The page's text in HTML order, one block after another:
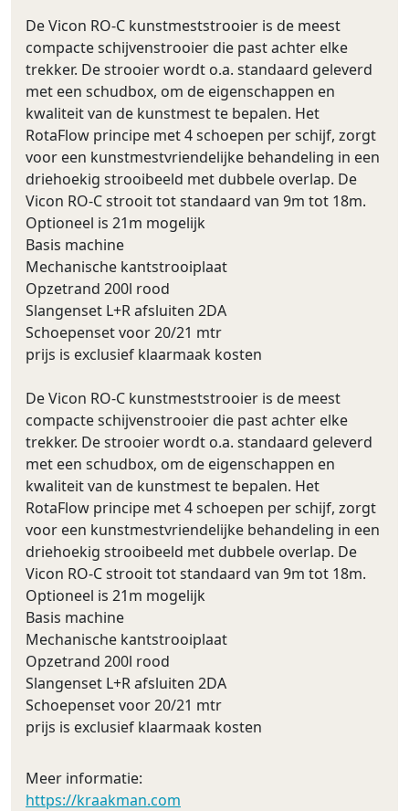
De Vicon RO-C kunstmeststrooier is de meest
compacte schijvenstrooier die past achter elke
trekker. De strooier wordt o.a. standaard geleverd
met een schudbox, om de eigenschappen en
kwaliteit van de kunstmest te bepalen. Het
RotaFlow principe met 4 schoepen per schijf, zorgt
voor een kunstmestvriendelijke behandeling in een
driehoekig strooibeeld met dubbele overlap. De
Vicon RO-C strooit tot standaard van 9m tot 18m.
Optioneel is 21m mogelijk
Basis machine
Mechanische kantstrooiplaat
Opzetrand 200l rood
Slangenset L+R afsluiten 2DA
Schoepenset voor 20/21 mtr
prijs is exclusief klaarmaak kosten
De Vicon RO-C kunstmeststrooier is de meest
compacte schijvenstrooier die past achter elke
trekker. De strooier wordt o.a. standaard geleverd
met een schudbox, om de eigenschappen en
kwaliteit van de kunstmest te bepalen. Het
RotaFlow principe met 4 schoepen per schijf, zorgt
voor een kunstmestvriendelijke behandeling in een
driehoekig strooibeeld met dubbele overlap. De
Vicon RO-C strooit tot standaard van 9m tot 18m.
Optioneel is 21m mogelijk
Basis machine
Mechanische kantstrooiplaat
Opzetrand 200l rood
Slangenset L+R afsluiten 2DA
Schoepenset voor 20/21 mtr
prijs is exclusief klaarmaak kosten
Meer informatie:
https://kraakman.com